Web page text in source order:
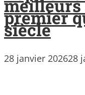
meilleurs
premier
siècle
28 janvier 202628